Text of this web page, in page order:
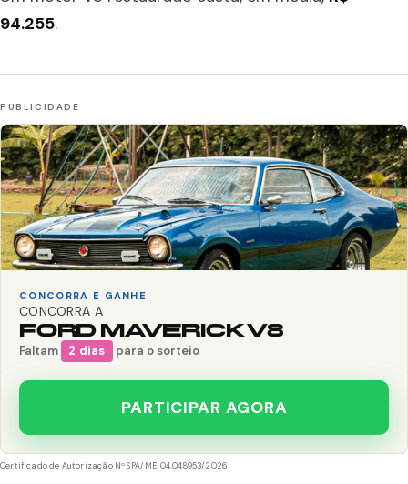
94.255.
CONCORRA E GANHE
CONCORRA A
FORD MAVERICK V8
Faltam 2 dias para o sorteio
PARTICIPAR AGORA
Certificado de Autorização Nº SPA/ME 04.048953/2026